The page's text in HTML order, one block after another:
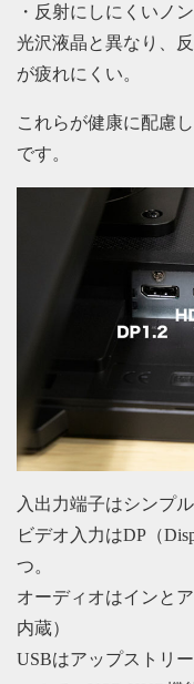
・反射にしにくいノ
光沢液晶と異なり、
が疲れにくい。
これらが健康に配慮
です。
入出力端子はシンプル
ビデオ入力はDP（
つ。
オーディオはインと
内蔵）
USBはアップストリ